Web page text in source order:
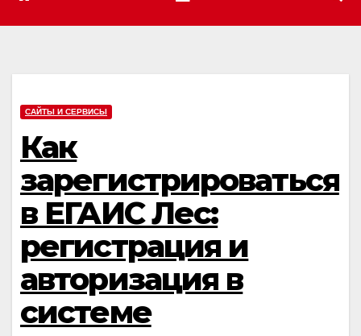
САЙТЫ И СЕРВИСЫ
Как
зарегистрироваться
в ЕГАИС Лес:
регистрация и
авторизация в
системе